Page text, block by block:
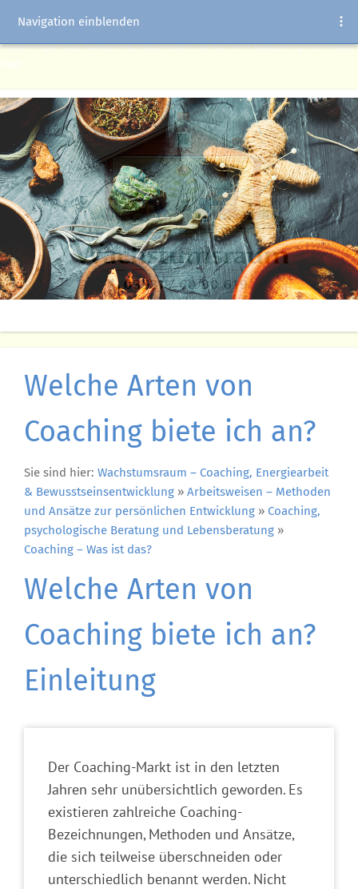
Coachingarten, Coaching Methoden, arten von coaching normaler
Navigation einblenden
Welche Arten von
Coaching biete ich an?
Sie sind hier: Wachstumsraum – Coaching, Energiearbeit
& Bewusstseinsentwicklung » Arbeitsweisen – Methoden
und Ansätze zur persönlichen Entwicklung » Coaching,
psychologische Beratung und Lebensberatung »
Coaching – Was ist das?
Welche Arten von
Coaching biete ich an?
Einleitung
Der Coaching-Markt ist in den letzten
Jahren sehr unübersichtlich geworden. Es
existieren zahlreiche Coaching-
Bezeichnungen, Methoden und Ansätze,
die sich teilweise überschneiden oder
unterschiedlich benannt werden. Nicht